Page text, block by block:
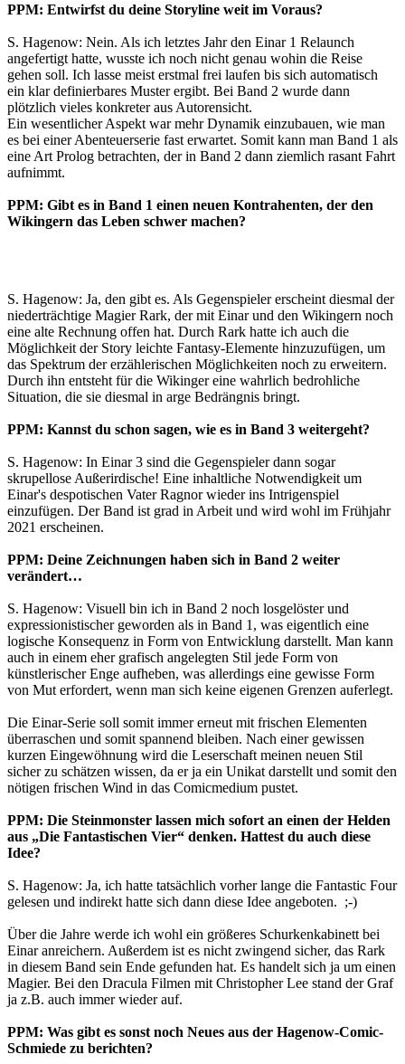
PPM: Entwirfst du deine Storyline weit im Voraus?
S. Hagenow: Nein. Als ich letztes Jahr den Einar 1 Relaunch
angefertigt hatte, wusste ich noch nicht genau wohin die Reise
gehen soll. Ich lasse meist erstmal frei laufen bis sich automatisch
ein klar definierbares Muster ergibt. Bei Band 2 wurde dann
plötzlich vieles konkreter aus Autorensicht.
Ein wesentlicher Aspekt war mehr Dynamik einzubauen, wie man
es bei einer Abenteuerserie fast erwartet. Somit kann man Band 1 als
eine Art Prolog betrachten, der in Band 2 dann ziemlich rasant Fahrt
aufnimmt.
PPM: Gibt es in Band 1 einen neuen Kontrahenten, der den
Wikingern das Leben schwer machen?
S. Hagenow: Ja, den gibt es. Als Gegenspieler erscheint diesmal der
niederträchtige Magier Rark, der mit Einar und den Wikingern noch
eine alte Rechnung offen hat. Durch Rark hatte ich auch die
Möglichkeit der Story leichte Fantasy-Elemente hinzuzufügen, um
das Spektrum der erzählerischen Möglichkeiten noch zu erweitern.
Durch ihn entsteht für die Wikinger eine wahrlich bedrohliche
Situation, die sie diesmal in arge Bedrängnis bringt.
PPM: Kannst du schon sagen, wie es in Band 3 weitergeht?
S. Hagenow: In Einar 3 sind die Gegenspieler dann sogar
skrupellose Außerirdische! Eine inhaltliche Notwendigkeit um
Einar's despotischen Vater Ragnor wieder ins Intrigenspiel
einzufügen. Der Band ist grad in Arbeit und wird wohl im Frühjahr
2021 erscheinen.
PPM: Deine Zeichnungen haben sich in Band 2 weiter
verändert…
S. Hagenow: Visuell bin ich in Band 2 noch losgelöster und
expressionistischer geworden als in Band 1, was eigentlich eine
logische Konsequenz in Form von Entwicklung darstellt. Man kann
auch in einem eher grafisch angelegten Stil jede Form von
künstlerischer Enge aufheben, was allerdings eine gewisse Form
von Mut erfordert, wenn man sich keine eigenen Grenzen auferlegt.
Die Einar-Serie soll somit immer erneut mit frischen Elementen
überraschen und somit spannend bleiben. Nach einer gewissen
kurzen Eingewöhnung wird die Leserschaft meinen neuen Stil
sicher zu schätzen wissen, da er ja ein Unikat darstellt und somit den
nötigen frischen Wind in das Comicmedium pustet.
PPM: Die Steinmonster lassen mich sofort an einen der Helden
aus „Die Fantastischen Vier“ denken. Hattest du auch diese
Idee?
S. Hagenow: Ja, ich hatte tatsächlich vorher lange die Fantastic Four
gelesen und indirekt hatte sich dann diese Idee angeboten. ;-)
Über die Jahre werde ich wohl ein größeres Schurkenkabinett bei
Einar anreichern. Außerdem ist es nicht zwingend sicher, das Rark
in diesem Band sein Ende gefunden hat. Es handelt sich ja um einen
Magier. Bei den Dracula Filmen mit Christopher Lee stand der Graf
ja z.B. auch immer wieder auf.
PPM: Was gibt es sonst noch Neues aus der Hagenow-Comic-
Schmiede zu berichten?